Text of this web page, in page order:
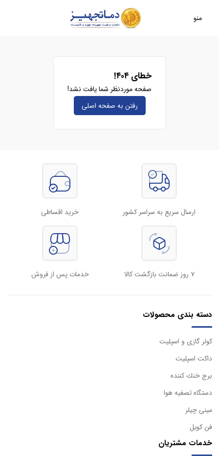
منو
خطای ۴۰۴!
صفحه موردنظر شما یافت نشد!
رفتن به صفحه‌ اصلی
ارسال سریع به سراسر کشور خرید اقساطی
۷ روز ضمانت بازگشت کالا خدمات پس از فروش
دسته بندی محصولات
كولر گازی و اسپليت
داكت اسپليت
برج خنك كننده
دستگاه تصفيه هوا
مینی چیلر
فن کویل
خدمات مشتریان